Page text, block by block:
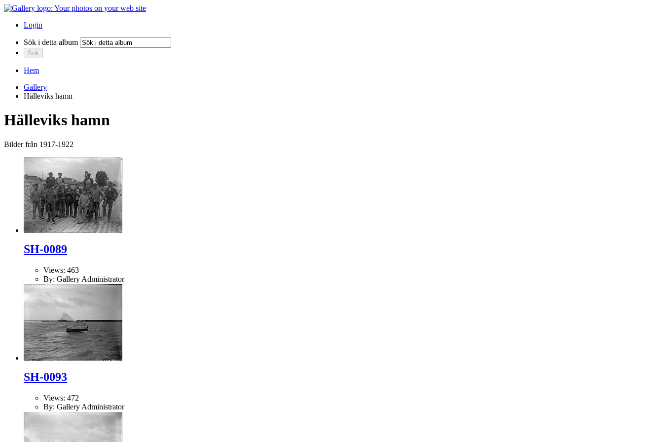
Login
Sök i detta album
Hem
Gallery
Hälleviks hamn
Hälleviks hamn
Bilder från 1917-1922
SH-0089
Views: 463
By: Gallery Administrator
SH-0093
Views: 472
By: Gallery Administrator